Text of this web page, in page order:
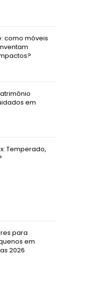
como móveis
em
Temperado,
para
em
2026